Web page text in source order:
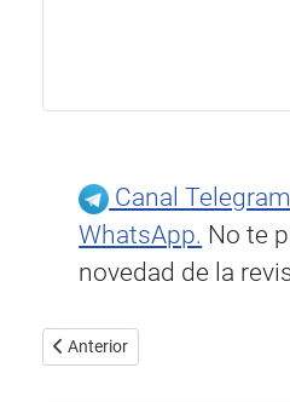
Canal Telegram
WhatsApp. No te
novedad de la
Artículo anterior: Pling, Sound
Anterior